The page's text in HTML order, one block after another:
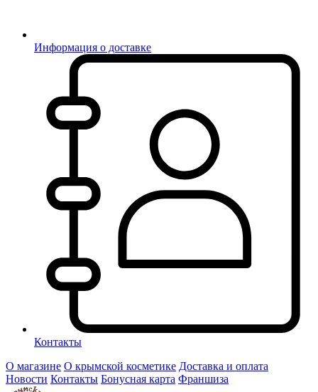
Информация о доставке
Контакты
О магазине О крымской косметике Доставка и оплата
Новости Контакты Бонусная карта Франшиза